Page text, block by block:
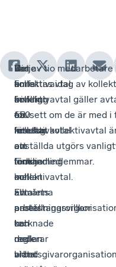
Varje
kollektivavtal
är
ett
resultat
av
förhandling
mellan
avtalets
parter
och
reglerar
bland
Det
finns
omkring
650
kollektivavtal
om
löner
och
allmänna
anställningsvillkor
tecknade
mellan
Det
är
frivilligt
för
företag
att
teckna
kollektivavtal.
En
kan
dock
vidta
Nio av tio
omfattas idag av
kollektivavtal gäller
oavsett om de är med
inte har kollektivavtal
anställda utgörs
familjemedlemmar.